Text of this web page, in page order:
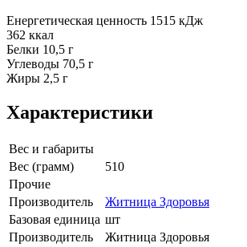
Енергетическая ценность 1515 кДж
362 ккал
Белки 10,5 г
Углеводы 70,5 г
Жиры 2,5 г
Характеристики
Вес и габариты
Вес (грамм)
510
Прочие
Производитель
Житница Здоровья
Базовая единица шт
Производитель
Житница Здоровья